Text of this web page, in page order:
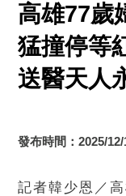
高雄77歲
猛撞停等
送醫天人
發布時間：2025/
記者韓少恩／